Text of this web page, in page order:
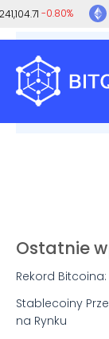
2024-06-04
Czy kurs
etherów
Ostatnie
Rekord
Stablecoiny
na Rynku
-0.80%